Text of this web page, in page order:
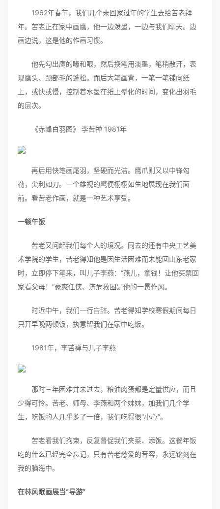
1962年春节，我们几个未回家过年的学生去给苦老拜
年。苦老正在家中画鹰，他一边泼墨，一边与我们聊天。边
画边说，这是他的作画习惯。
他先勾出鹰的喙和眼，然后换笔用淡墨，笔稍散开，表
现鹰头、颈部毛的蓬松。而后大笔画背，一笔一笔铺向纸
上，或快或慢，控制着水墨在纸上晕化的时间，变化出羽毛
的层次。
《赤峰白羽图》 李苦禅 1981年
再后用快笔画尾羽，坚硬而光洁。鹰爪则又以中锋勾
勒，尖利如刀。一个雄视的鹰便栩栩如生地展现在我们面
前。看苦老作画，就是一种艺术享受。
一顿午饭
苦老又问起我们每个人的境况。同去的还有中央工艺美
术学院的学生，苦老得知他是因生活困难而未能回山东老家
时，立即停下笔来，叫儿子李燕：“燕儿，拿钱！让他买票回
家看父母！”豪爽任侠、济危救困是他的一贯作风。
时近中午，我们一行告辞。苦老得知学校寒假期间每日
只开早晚两顿饭，执意留我们在家中吃饭。
1981年，李苦禅与儿子李燕
那时三年困难并未过去，粮油肉蛋都是定量供应，而且
少得可怜。苦老、师母、李燕和两个妹妹，加我们几个学
生，吃饭的人几乎多了一倍，我们吃得很“小心”。
苦老看我们拘束，反复督促我们夹菜、添饭。这餐年饭
吃的什么已经完全忘记，只有苦老慈爱的音容，永远铭刻在
我的脑海中。
在林风眠画展当“导游”